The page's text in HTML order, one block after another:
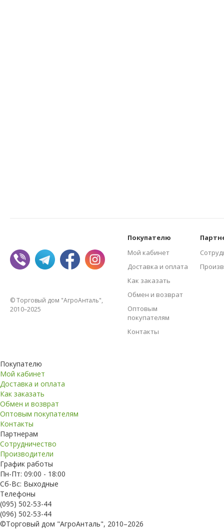
© Торговый дом "АгроАнталь",
2010–2025
Покупателю
Мой кабинет
Доставка и оплата
Как заказать
Обмен и возврат
Оптовым
покупателям
Контакты
Покупателю
Мой кабинет
Доставка и оплата
Как заказать
Обмен и возврат
Оптовым покупателям
Контакты
Партнерам
Сотрудничество
Производители
График работы
Пн-Пт: 09:00 - 18:00
Сб-Вс: Выходные
Телефоны
(095) 502-53-44
(096) 502-53-44
©Торговый дом "АгроАнталь", 2010–2026